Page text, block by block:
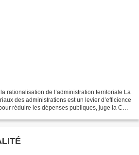
rationalisation de l’administration territoriale La
des administrations est un levier d’efficience
réduire les dépenses publiques, juge la Cour